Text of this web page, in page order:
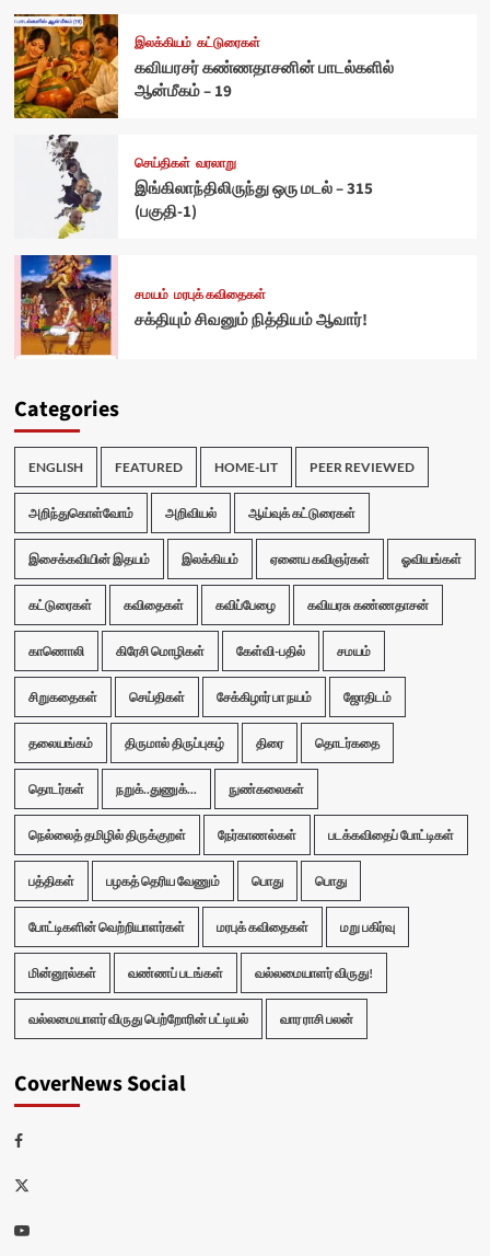
இலக்கியம் கட்டுரைகள்
கவியரசர் கண்ணதாசனின் பாடல்களில்
ஆன்மீகம் – 19
செய்திகள் வரலாறு
இங்கிலாந்திலிருந்து ஒரு மடல் – 315
(பகுதி-1)
சமயம் மரபுக் கவிதைகள்
சக்தியும் சிவனும் நித்தியம் ஆவார்!
Categories
ENGLISH FEATURED HOME-LIT PEER REVIEWED
அறிந்துகொள்வோம் அறிவியல் ஆய்வுக் கட்டுரைகள்
இசைக்கவியின் இதயம் இலக்கியம் ஏனைய கவிஞர்கள் ஓவியங்கள்
கட்டுரைகள் கவிதைகள் கவிப்பேழை கவியரசு கண்ணதாசன்
காணொலி கிரேசி மொழிகள் கேள்வி-பதில் சமயம்
சிறுகதைகள் செய்திகள் சேக்கிழார் பா நயம் ஜோதிடம்
தலையங்கம் திருமால் திருப்புகழ் திரை தொடர்கதை
தொடர்கள் நறுக்..துணுக்... நுண்கலைகள்
நெல்லைத் தமிழில் திருக்குறள் நேர்காணல்கள் படக்கவிதைப் போட்டிகள்
பத்திகள் பழகத் தெரிய வேணும் பொது பொது
போட்டிகளின் வெற்றியாளர்கள் மரபுக் கவிதைகள் மறு பகிர்வு
மின்னூல்கள் வண்ணப் படங்கள் வல்லமையாளர் விருது!
வல்லமையாளர் விருது பெற்றோரின் பட்டியல் வார ராசி பலன்
CoverNews Social
Facebook
Twitter
Youtube